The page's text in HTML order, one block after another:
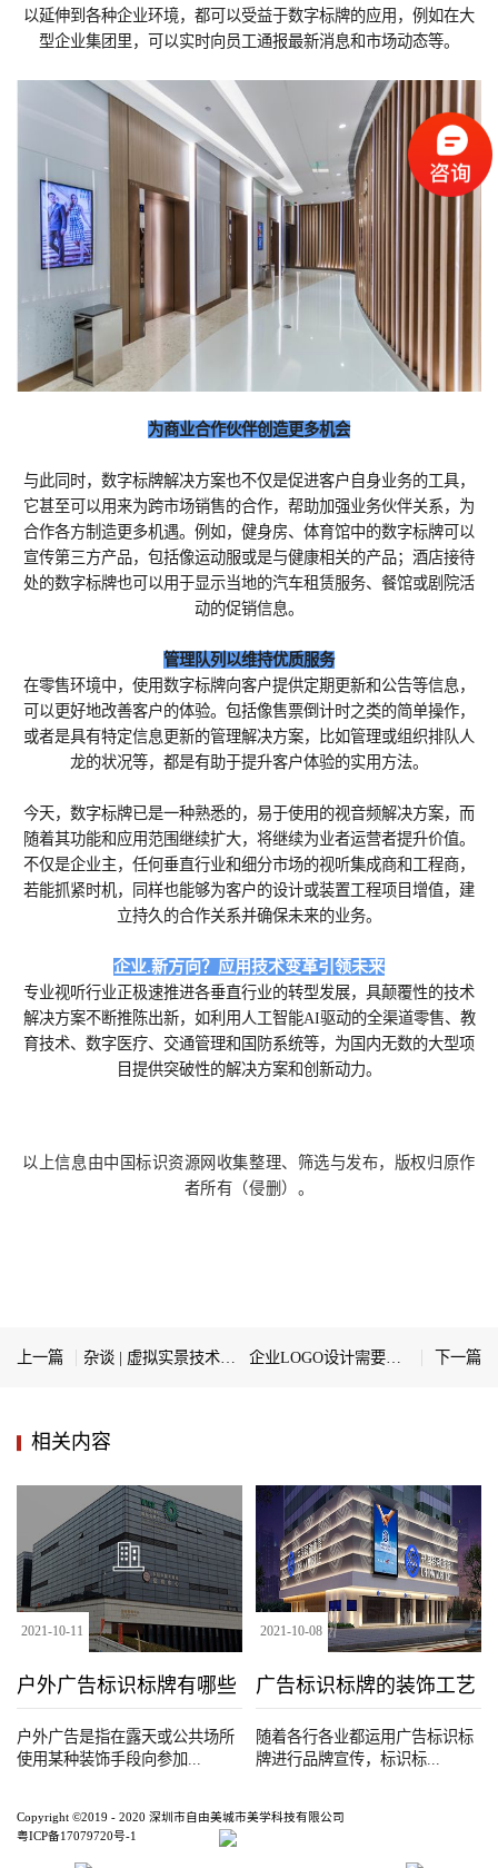
以延伸到各种企业环境，都可以受益于数字标牌的应用，例如在大
型企业集团里，可以实时向员工通报最新消息和市场动态等。
为商业合作伙伴创造更多机会
与此同时，数字标牌解决方案也不仅是促进客户自身业务的工具，
它甚至可以用来为跨市场销售的合作，帮助加强业务伙伴关系，为
合作各方制造更多机遇。例如，健身房、体育馆中的数字标牌可以
宣传第三方产品，包括像运动服或是与健康相关的产品；酒店接待
处的数字标牌也可以用于显示当地的汽车租赁服务、餐馆或剧院活
动的促销信息。
管理队列以维持优质服务
在零售环境中，使用数字标牌向客户提供定期更新和公告等信息，
可以更好地改善客户的体验。包括像售票倒计时之类的简单操作，
或者是具有特定信息更新的管理解决方案，比如管理或组织排队人
龙的状况等，都是有助于提升客户体验的实用方法。
今天，数字标牌已是一种熟悉的，易于使用的视音频解决方案，而
随着其功能和应用范围继续扩大，将继续为业者运营者提升价值。
不仅是企业主，任何垂直行业和细分市场的视听集成商和工程商，
若能抓紧时机，同样也能够为客户的设计或装置工程项目增值，建
立持久的合作关系并确保未来的业务。
企业.新方向？应用技术变革引领未来
专业视听行业正极速推进各垂直行业的转型发展，具颠覆性的技术
解决方案不断推陈出新，如利用人工智能AI驱动的全渠道零售、教
育技术、数字医疗、交通管理和国防系统等，为国内无数的大型项
目提供突破性的解决方案和创新动力。
以上信息由中国标识资源网收集整理、筛选与发布，版权归原作
者所有（侵删）。
上一篇 杂谈 | 虚拟实景技术在数字化导视系统中的应用探索 下一篇
相关内容
户外广告标识标牌有哪些
种类
2021-10-11
户外广告是指在露天或公共场所
使用某种装饰手段向参加...
广告标识标牌的装饰工艺
2021-10-08
随着各行各业都运用广告标识标
牌进行品牌宣传，标识标...
Copyright ©2019 - 2020 深圳市自由美城市美学科技有限公司
粤ICP备17079720号-1